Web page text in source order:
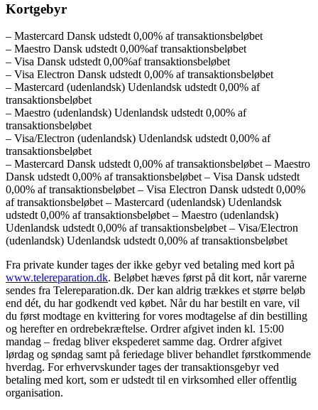
Kortgebyr
– Mastercard Dansk udstedt 0,00% af transaktionsbeløbet
– Maestro Dansk udstedt 0,00%af transaktionsbeløbet
– Visa Dansk udstedt 0,00%af transaktionsbeløbet
– Visa Electron Dansk udstedt 0,00% af transaktionsbeløbet
– Mastercard (udenlandsk) Udenlandsk udstedt 0,00% af
transaktionsbeløbet
– Maestro (udenlandsk) Udenlandsk udstedt 0,00% af
transaktionsbeløbet
– Visa/Electron (udenlandsk) Udenlandsk udstedt 0,00% af
transaktionsbeløbet
– Mastercard Dansk udstedt 0,00% af transaktionsbeløbet – Maestro
Dansk udstedt 0,00% af transaktionsbeløbet – Visa Dansk udstedt
0,00% af transaktionsbeløbet – Visa Electron Dansk udstedt 0,00%
af transaktionsbeløbet – Mastercard (udenlandsk) Udenlandsk
udstedt 0,00% af transaktionsbeløbet – Maestro (udenlandsk)
Udenlandsk udstedt 0,00% af transaktionsbeløbet – Visa/Electron
(udenlandsk) Udenlandsk udstedt 0,00% af transaktionsbeløbet
Fra private kunder tages der ikke gebyr ved betaling med kort på
www.telereparation.dk. Beløbet hæves først på dit kort, når varerne
sendes fra Telereparation.dk. Der kan aldrig trækkes et større beløb
end dét, du har godkendt ved købet. Når du har bestilt en vare, vil
du først modtage en kvittering for vores modtagelse af din bestilling
og herefter en ordrebekræftelse. Ordrer afgivet inden kl. 15:00
mandag – fredag bliver ekspederet samme dag. Ordrer afgivet
lørdag og søndag samt på feriedage bliver behandlet førstkommende
hverdag. For erhvervskunder tages der transaktionsgebyr ved
betaling med kort, som er udstedt til en virksomhed eller offentlig
organisation.